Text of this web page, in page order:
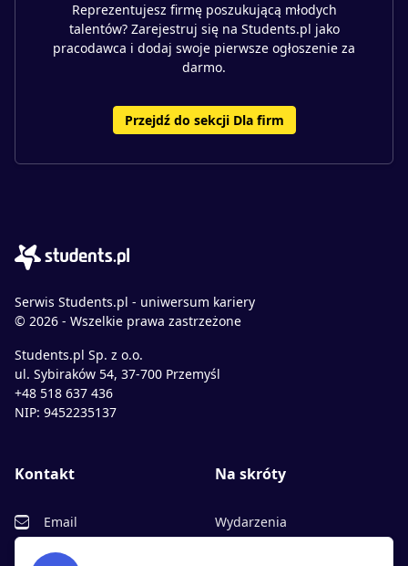
Reprezentujesz firmę poszukującą młodych
talentów? Zarejestruj się na Students.pl jako
pracodawca i dodaj swoje pierwsze ogłoszenie za
darmo.
Przejdź do sekcji Dla firm
Serwis Students.pl - uniwersum kariery
© 2026 - Wszelkie prawa zastrzeżone
Students.pl Sp. z o.o.
ul. Sybiraków 54, 37-700 Przemyśl
+48 518 637 436
NIP: 9452235137
Kontakt
Email
Facebook
Na skróty
Wydarzenia